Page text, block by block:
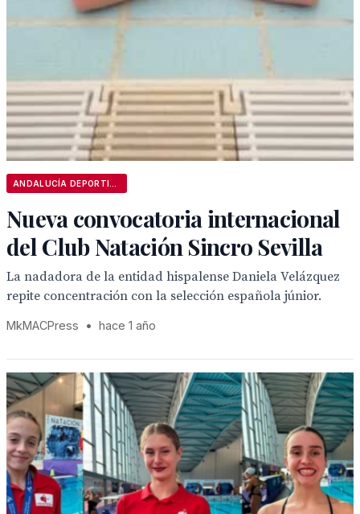
Nueva convocatoria internacional
del Club Natación Sincro Sevilla
La nadadora de la entidad hispalense Daniela Velázquez
repite concentración con la selección española júnior.
MkMACPress • hace 1 año